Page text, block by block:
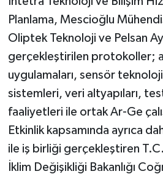
Planlama, Mescioğlu
Oliptek Teknoloji ve Pelsan
gerçekleştirilen protokoller;
uygulamaları, sensör
sistemleri, veri altyapıları,
faaliyetleri ile ortak Ar-Ge
Etkinlik kapsamında ayrıca
ile iş birliği gerçekleştiren
İklim Değişikliği Bakanlığı